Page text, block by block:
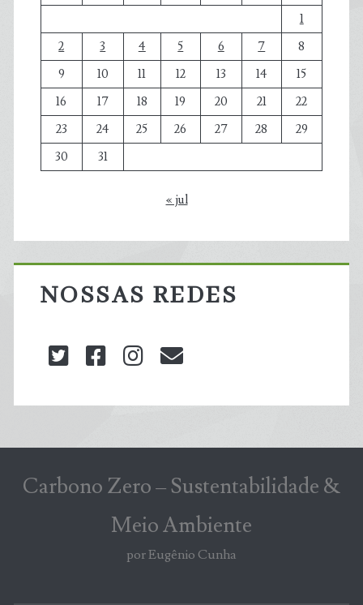
1
2
3 4 5 6 7
8
9
10 11 12 13 14
15
16
17 18 19 20 21
22
23
24 25 26 27 28
29
30
31
« jul
NOSSAS REDES
twitterfacebookinstagram
Carbono Zero – Sustentabilidade &
Meio Ambiente
por Eugênio Cunha